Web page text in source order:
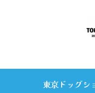
東京ドッグ